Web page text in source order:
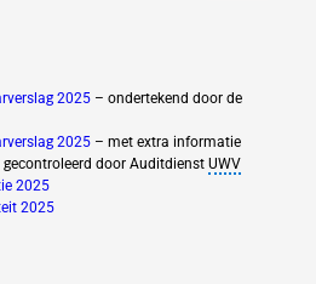
2025 – ondertekend door de
2025 – met extra informatie
door Auditdienst UWV
2025
2025